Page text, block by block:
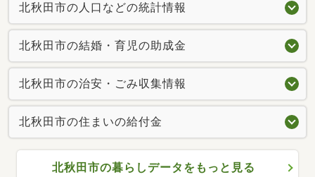
北秋田市の人口などの統計情報
北秋田市の結婚・育児の助成金
北秋田市の治安・ごみ収集情報
北秋田市の住まいの給付金
北秋田市の暮らしデータをもっと見る